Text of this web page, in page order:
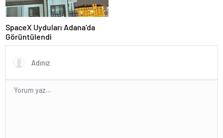
SpaceX Uyduları Adana’da
Görüntülendi